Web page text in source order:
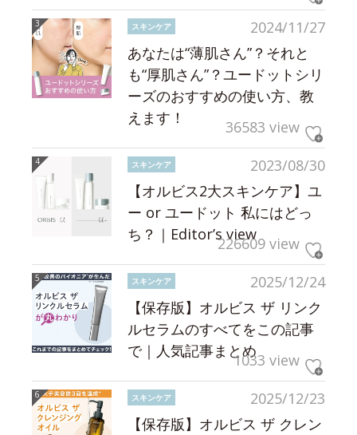
2024/11/27
スキンケア
あなたは“薄肌さん”？それと
も“厚肌さん”？ユードットシリ
ーズのおすすめの使い方、教
えます！
36583 view
2023/08/30
スキンケア
【オルビス2大スキンケア】ユ
ー or ユードット 私にはどっ
ち？｜Editor’s view226609 view
2025/12/24
スキンケア
【保存版】オルビス ザ リンク
ルセラムのすべてをこの記事
で｜人気記事まとめ1033 view
2025/12/23
スキンケア
【保存版】オルビス ザ クレン